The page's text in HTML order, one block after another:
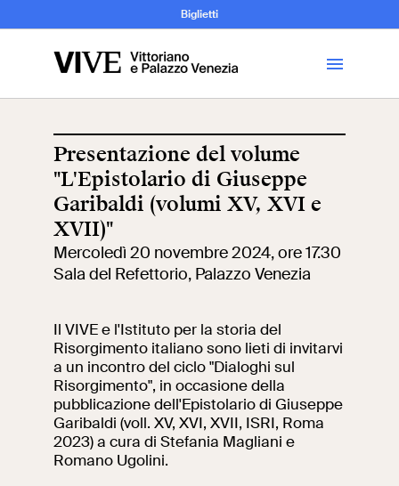
Visita
News
Educazione
Scuole
Ricerca
Cantiere aperto
Mostre ed eventi
Incontriamoci al
Collegio Romano
Biglietti
Presentazione del volume
"L'Epistolario di Giuseppe
Garibaldi (volumi XV, XVI e
XVII)"
Mercoledì 20 novembre 2024, ore 17.30
Sala del Refettorio, Palazzo Venezia
Il VIVE e l'Istituto per la storia del
Risorgimento italiano sono lieti di invitarvi
a un incontro del ciclo "Dialoghi sul
Risorgimento", in occasione della
pubblicazione dell'Epistolario di Giuseppe
Garibaldi (voll. XV, XVI, XVII, ISRI, Roma
2023) a cura di Stefania Magliani e
Romano Ugolini.